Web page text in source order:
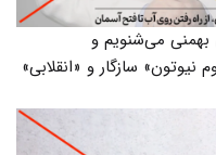
بهمنی می‌شنویم و
سازگار و «انقلابی»